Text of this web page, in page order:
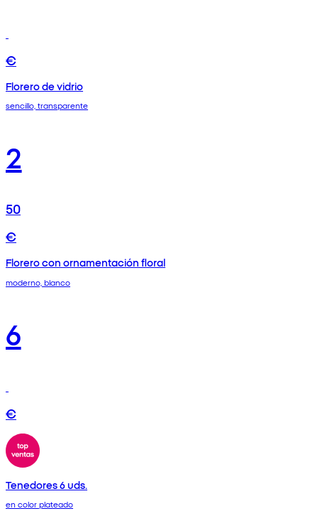
€
Florero de vidrio
sencillo, transparente
2
50
€
Florero con ornamentación floral
moderno, blanco
6
€
Tenedores 6 uds.
en color plateado